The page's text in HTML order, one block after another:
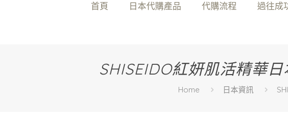
首頁 日本代購產品 代購流程 過往成
SHISEIDO紅妍肌活精華
Home 日本資訊